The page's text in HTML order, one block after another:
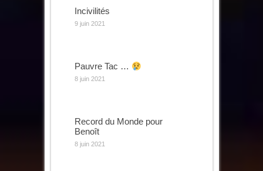
Incivilités
9 juin 2021
Pauvre Tac …
8 juin 2021
Record du Monde pour
Benoît
8 juin 2021